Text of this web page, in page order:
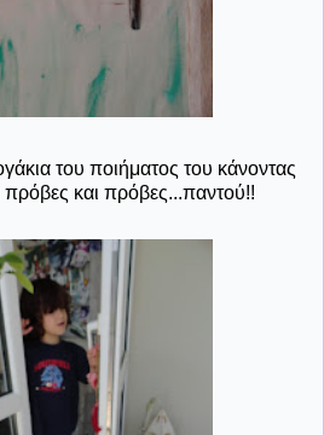
του ποιήματος του κάνοντας
πρόβες και πρόβες...παντού!!